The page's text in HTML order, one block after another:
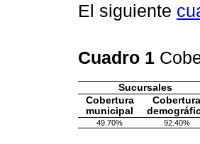
El siguiente
Cuadro 1
Sucursales
Cobertura
municipal
Cobertura
49.70% 92.40%